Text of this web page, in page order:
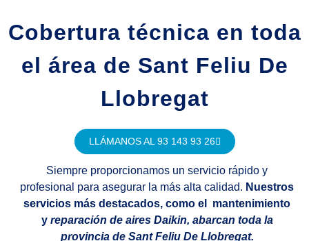
Cobertura técnica en toda
el área de Sant Feliu De
Llobregat
LLÁMANOS AL 93 143 93 26
Siempre proporcionamos un servicio rápido y
profesional para asegurar la más alta calidad. Nuestros
servicios más destacados, como el mantenimiento
y reparación de aires Daikin, abarcan toda la
provincia de Sant Feliu De Llobregat.